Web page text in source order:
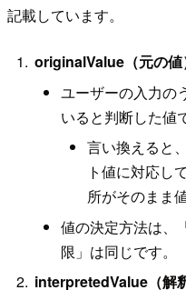
記載しています。
originalValue（元の値
ユーザーの入力の
いると判断した値
言い換えると
ト値に対応し
所がそのまま
値の決定方法は、
限」は同じです。
interpretedValue（解